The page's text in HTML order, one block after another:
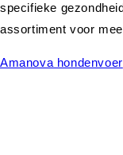
specifieke
assortiment voor
Amanova hondenvoer